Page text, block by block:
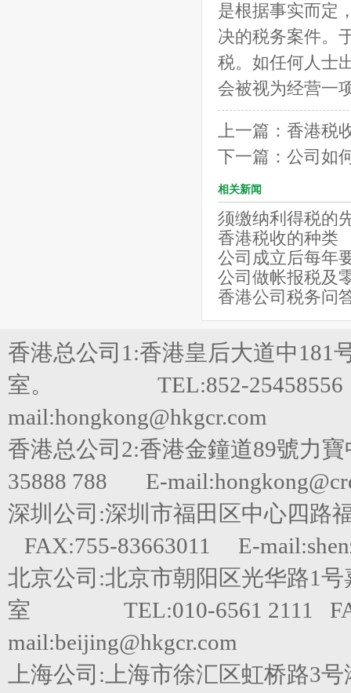
是根据事实而定
决的税务案件。
税。如任何人士
会被视为经营一
上一篇： 香港税
下一篇： 公司如
相关新闻
须缴纳利得税的
香港税收的种类
公司成立后每年
公司做帐报税及
香港公司税务问
香港总公司1:香港皇后大道中181
室。 TEL:852-25458556
mail:hongkong@hkgcr.com
香港总公司2:香港金鐘道89
35888 788 E-
深圳公司:深圳市福田区中心四路
FAX:755-83663011 E-
北京公司:北京市朝阳区光华路1号
室 TEL:010-6561 2111
mail:beijing@hkgcr.com
上海公司:上海市徐汇区虹桥路3